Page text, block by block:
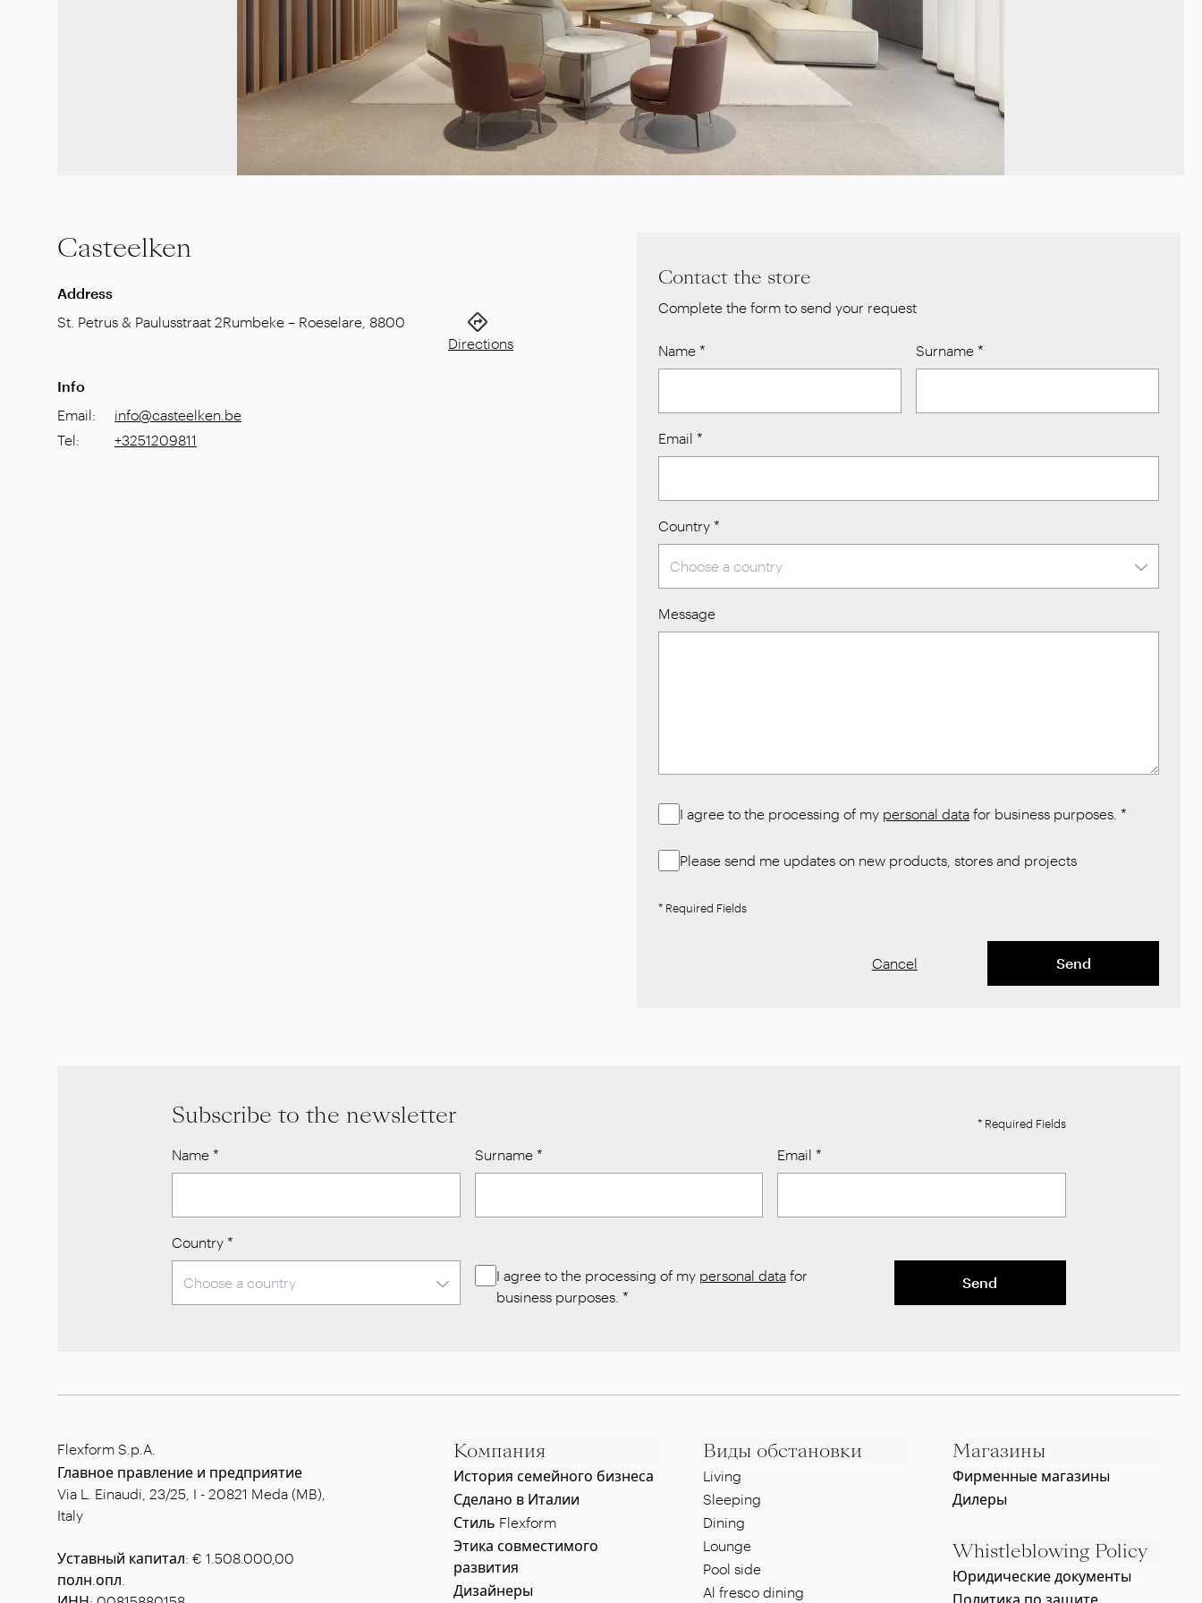
Casteelken
Address
St. Petrus & Paulusstraat 2Rumbeke – Roeselare 8800
Directions
Info
Email:
info@casteelken.be
Tel: +3251209811
Contact the store
Complete the form to send your request
Name * Surname *
Email *
Country *
Message
I agree to the processing of my personal data for business purposes. *
Please send me updates on new products, stores and projects
* Required Fields
Cancel Send
Subscribe to the newsletter * Required Fields
Name * Surname* Email *
Country *
I agree to the processing of my personal datafor
business purposes. *
Send
Flexform S.p.A.
Главное правление и предприятие
Via L. Einaudi, 23/25, I - 20821 Meda (MB),
Italy
Уставный капитал: € 1.508.000,00
полн.опл.
Компания
История семейного бизнеса
Сделано в Италии
Стиль Flexform
Этика совместимого
развития
Дизайнеры
Виды обстановки
Living
Sleeping
Dining
Lounge
Pool side
Al fresco dining
Магазины
Фирменные магазины
Дилеры
Whistleblowing Policy
Юридические документы
Политика по защите